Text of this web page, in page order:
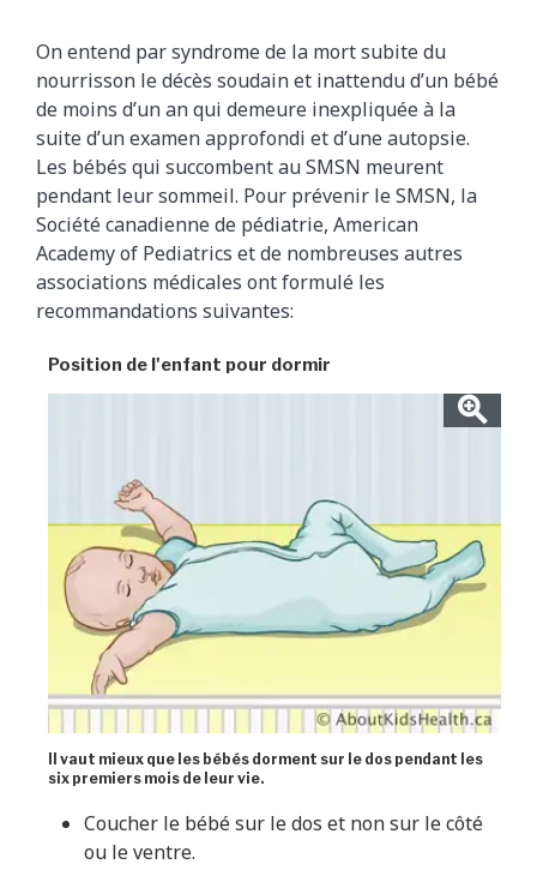
On entend par syndrome de la mort subite du
nourrisson le décès soudain et inattendu d’un bébé
de moins d’un an qui demeure inexpliquée à la
suite d’un examen approfondi et d’une autopsie.
Les bébés qui succombent au SMSN meurent
pendant leur sommeil. Pour prévenir le SMSN, la
Société canadienne de pédiatrie, American
Academy of Pediatrics et de nombreuses autres
associations médicales ont formulé les
recommandations suivantes:
Position de l'enfant pour dormir
Il vaut mieux que les bébés dorment sur le dos pendant les
six premiers mois de leur vie.
Coucher le bébé sur le dos et non sur le côté
ou le ventre.